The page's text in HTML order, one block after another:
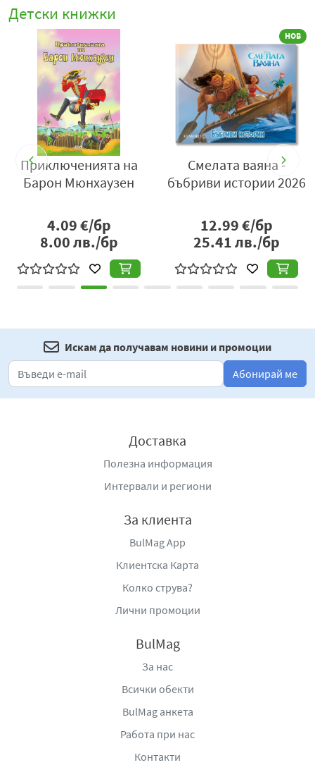
Детски книжки
Приключенията на
Барон Мюнхаузен
4.09€/бр
8.00лв./бр
НОВ
Смелата ваяна -
бъбриви истории 2026
12.99€/бр
25.41лв./бр
Искам да получавам новини и промоции
Абонирай ме
Доставка
Полезна информация
Интервали и региони
За клиента
BulMag App
Клиентска Карта
Колко струва?
Лични промоции
BulMag
За нас
Всички обекти
BulMag анкета
Работа при нас
Контакти